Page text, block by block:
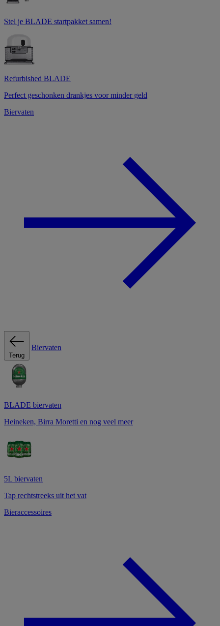
Stel je BLADE startpakket samen!
Refurbished BLADE
Perfect geschonken drankjes voor minder geld
Biervaten
Terug
Biervaten
BLADE biervaten
Heineken, Birra Moretti en nog veel meer
5L biervaten
Tap rechtstreeks uit het vat
Bieraccessoires